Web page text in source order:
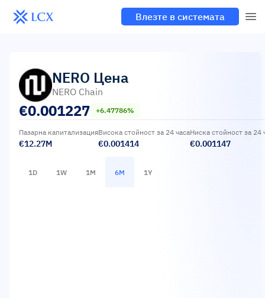
Влезте в системата
NERO Цена
NERO Chain
€0.001227 +6.47786%
Пазарна капитализация
€12.27M
Висока стойност за 24 часа
€0.001414
Ниска стойност за 24
€0.001147
1D 1W 1M 6M 1Y